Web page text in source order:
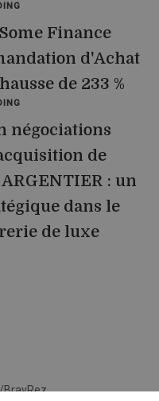
Finance
d'Achat
de 233 %
négociations
de
: un
dans le
de luxe